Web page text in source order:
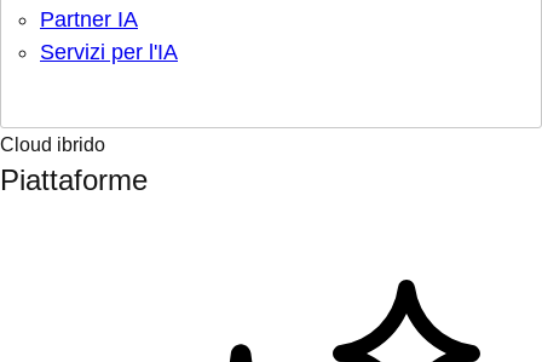
Partner IA
Servizi per l'IA
Cloud ibrido
Piattaforme